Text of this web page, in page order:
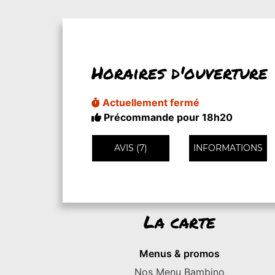
Horaires d'ouverture
Actuellement fermé
Précommande pour 18h20
AVIS (7) INFORMATIONS
La carte
Menus & promos
Nos Menu Bambino